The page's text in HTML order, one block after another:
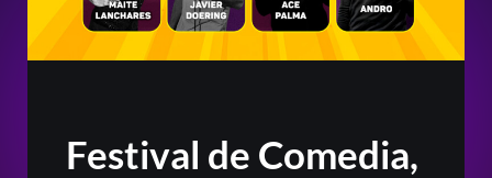
Festival de Comedia,